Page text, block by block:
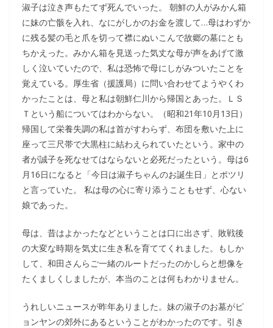
淑子は泣き声もたてず死んでいった。 朝鮮の人がみかん箱
に妹の亡骸を入れ、なにがしかのお金を渡して…母はわずか
に残る髪の毛と爪を切って襟にぬいこんで故郷の墓にとも
ちかえった。みかん箱を見送った気丈な母が声をあげて激
しく泣いていたので、私は恐怖で母にしがみついたことを
覚えている。厚生省（援護局）に問い合わせてようやくわ
かったことは、母と私は朝鮮仁川から帰国とあった。ＬＳ
Ｔという船についてはわからない。（昭和21年10月13日）
帰国して栄養失調の私は首がすわらず、布団を敷いた上に
座って三尺帯で大黒柱に結わえられていたという。家中の
者が誠子を死なせてはならないと必死だったという。母は6
月16日になると「今日は淑子ちゃんのお誕生日」とポツリ
と言っていた。 私は母の心に寄り添うこともせず、心ない
娘であった。
母は、昔はよかったなどということは口に出さず、敗戦後
の大変な時期を気丈に生き私を育ててくれました。もしか
して、和田さんらご一緒のルートだったのかしらと想像を
たくましくしましたが、本当のことは何もわかりません。
うれしいニュースが昨年ありました。妹の淑子のお墓がピ
ョンヤンの郊外にあるということがわかったのです。引き